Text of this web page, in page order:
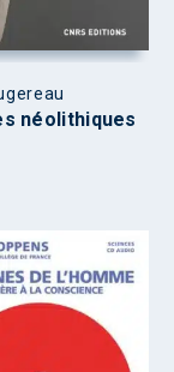
néolithiques